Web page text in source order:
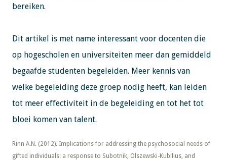
bereiken.
Dit artikel is met name interessant voor docenten die
op hogescholen en universiteiten meer dan gemiddeld
begaafde studenten begeleiden. Meer kennis van
welke begeleiding deze groep nodig heeft, kan leiden
tot meer effectiviteit in de begeleiding en tot het tot
bloei komen van talent.
​​​​​​​Rinn A.N. (2012). Implications for addressing the psychosocial needs of
gifted individuals: a response to Subotnik, Olszewski-Kubilius, and